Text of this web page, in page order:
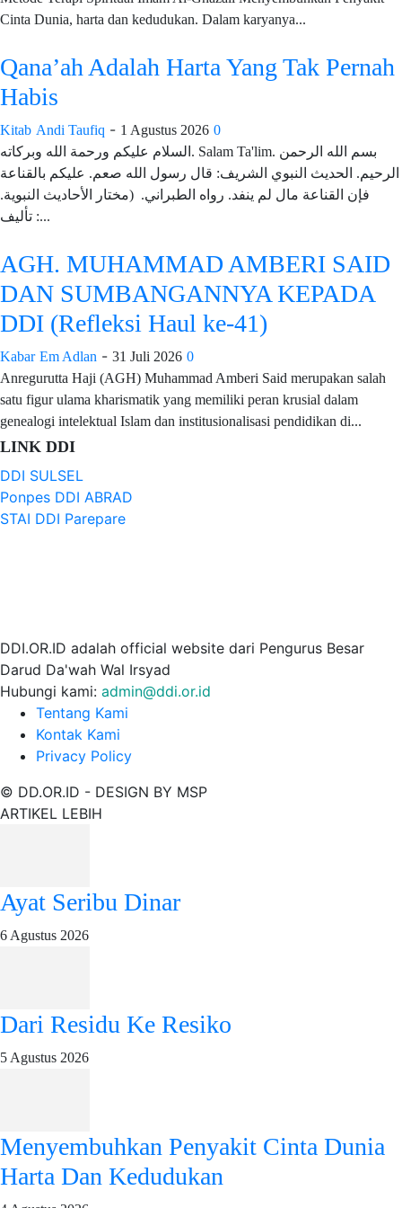
Cinta Dunia, harta dan kedudukan. Dalam karyanya...
Qana’ah Adalah Harta Yang Tak Pernah
Habis
Kitab Andi Taufiq - 1 Agustus 2026 0
السلام عليكم ورحمة الله وبركاته. Salam Ta'lim. بسم الله الرحمن
الرحيم. الحديث النبوي الشريف: قال رسول الله صعم. عليكم بالقناعة
فإن القناعة مال لم ينفد. رواه الطبراني. (مختار الأحاديث النبوية.
تأليف :...
AGH. MUHAMMAD AMBERI SAID
DAN SUMBANGANNYA KEPADA
DDI (Refleksi Haul ke-41)
Kabar Em Adlan - 31 Juli 2026 0
Anregurutta Haji (AGH) Muhammad Amberi Said merupakan salah
satu figur ulama kharismatik yang memiliki peran krusial dalam
genealogi intelektual Islam dan institusionalisasi pendidikan di...
LINK DDI
DDI SULSEL
Ponpes DDI ABRAD
STAI DDI Parepare
DDI.OR.ID adalah official website dari Pengurus Besar
Darud Da'wah Wal Irsyad
Hubungi kami: admin@ddi.or.id
Tentang Kami
Kontak Kami
Privacy Policy
© DD.OR.ID - DESIGN BY MSP
ARTIKEL LEBIH
Ayat Seribu Dinar
6 Agustus 2026
Dari Residu Ke Resiko
5 Agustus 2026
Menyembuhkan Penyakit Cinta Dunia
Harta Dan Kedudukan